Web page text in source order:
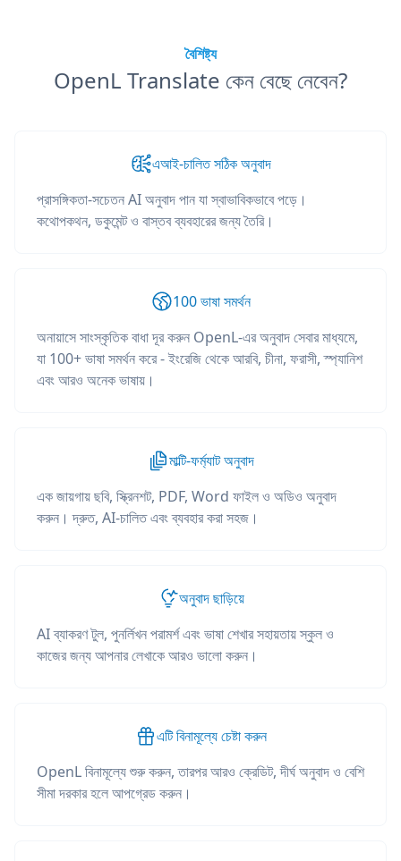
বৈশিষ্ট্য
OpenL Translate কেন বেছে নেবেন?
এআই-চালিত সঠিক অনুবাদ
প্রাসঙ্গিকতা-সচেতন AI অনুবাদ পান যা স্বাভাবিকভাবে পড়ে।
কথোপকথন, ডকুমেন্ট ও বাস্তব ব্যবহারের জন্য তৈরি।
100 ভাষা সমর্থন
অনায়াসে সাংস্কৃতিক বাধা দূর করুন OpenL-এর অনুবাদ সেবার মাধ্যমে,
যা 100+ ভাষা সমর্থন করে - ইংরেজি থেকে আরবি, চীনা, ফরাসী, স্প্যানিশ
এবং আরও অনেক ভাষায়।
মাল্টি-ফর্ম্যাট অনুবাদ
এক জায়গায় ছবি, স্ক্রিনশট, PDF, Word ফাইল ও অডিও অনুবাদ
করুন। দ্রুত, AI-চালিত এবং ব্যবহার করা সহজ।
অনুবাদ ছাড়িয়ে
AI ব্যাকরণ টুল, পুনর্লিখন পরামর্শ এবং ভাষা শেখার সহায়তায় স্কুল ও
কাজের জন্য আপনার লেখাকে আরও ভালো করুন।
এটি বিনামূল্যে চেষ্টা করুন
OpenL বিনামূল্যে শুরু করুন, তারপর আরও ক্রেডিট, দীর্ঘ অনুবাদ ও বেশি
সীমা দরকার হলে আপগ্রেড করুন।